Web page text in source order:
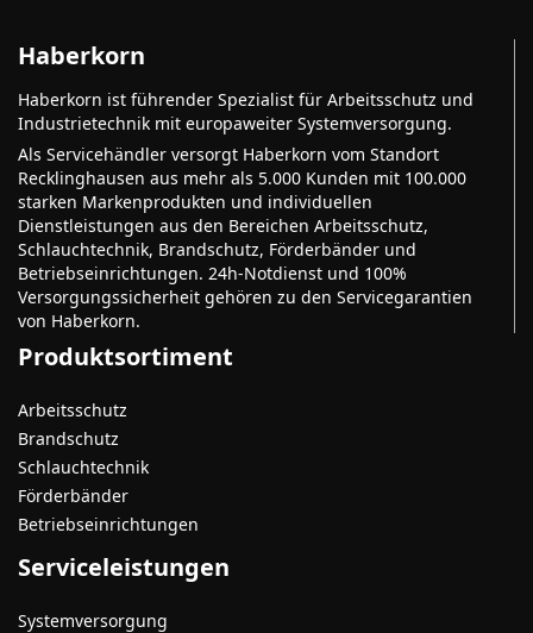
Haberkorn
Haberkorn ist führender Spezialist für Arbeitsschutz und
Industrietechnik mit europaweiter Systemversorgung.
Als Servicehändler versorgt Haberkorn vom Standort
Recklinghausen aus mehr als 5.000 Kunden mit 100.000
starken Markenprodukten und individuellen
Dienstleistungen aus den Bereichen Arbeitsschutz,
Schlauchtechnik, Brandschutz, Förderbänder und
Betriebseinrichtungen. 24h-Notdienst und 100%
Versorgungssicherheit gehören zu den Servicegarantien
von Haberkorn.
Produktsortiment
Arbeitsschutz
Brandschutz
Schlauchtechnik
Förderbänder
Betriebseinrichtungen
Serviceleistungen
Systemversorgung